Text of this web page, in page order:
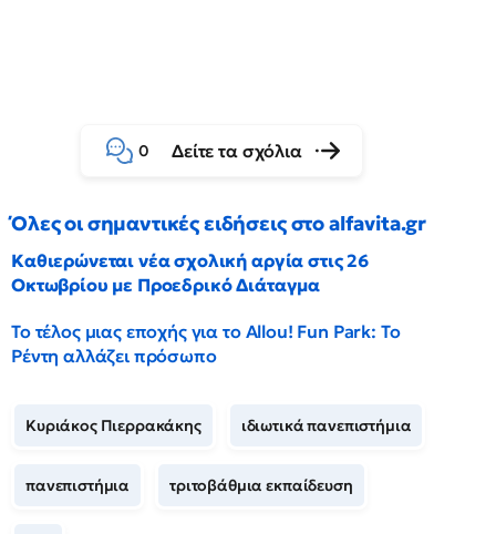
0 Δείτε τα σχόλια
Όλες οι σημαντικές ειδήσεις στο alfavita.gr
Καθιερώνεται νέα σχολική αργία στις 26
Οκτωβρίου με Προεδρικό Διάταγμα
Το τέλος μιας εποχής για το Allou! Fun Park: Το
Ρέντη αλλάζει πρόσωπο
Κυριάκος Πιερρακάκης ιδιωτικά πανεπιστήμια
πανεπιστήμια τριτοβάθμια εκπαίδευση